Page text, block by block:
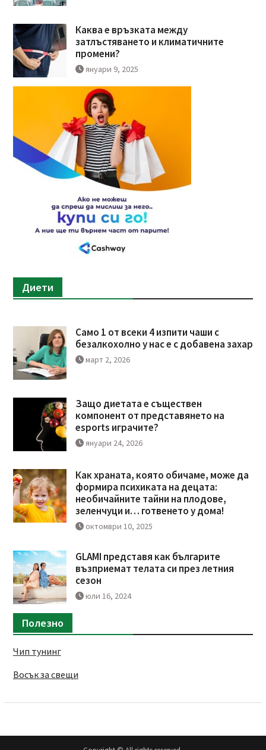
Каква е връзката между
затлъстяването и климатичните
промени?
януари 9, 2025
Диети
Само 1 от всеки 4 изпити чаши с
безалкохолно у нас е с добавена захар
март 2, 2026
Защо диетата е съществен
компонент от представянето на
esports играчите?
януари 24, 2026
Как храната, която обичаме, може да
формира психиката на децата:
необичайните тайни на плодове,
зеленчуци и… готвенето у дома!
октомври 10, 2025
GLAMI представя как българите
възприемат телата си през летния
сезон
юли 16, 2024
Полезно
Чип тунинг
Восък за свещи